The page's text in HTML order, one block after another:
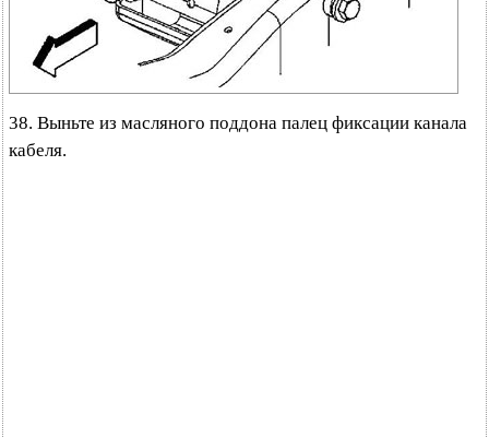
38. Выньте из масляного поддона палец фиксации канала
кабеля.